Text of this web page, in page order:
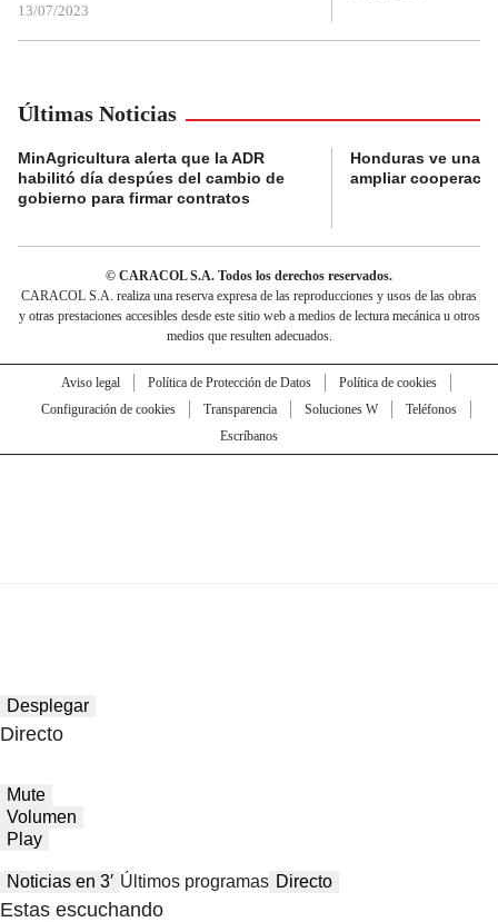
13/07/2023
Últimas Noticias
MinAgricultura alerta que la ADR
habilitó día despúes del cambio de
gobierno para firmar contratos
Honduras ve una
ampliar
© CARACOL S.A. Todos los derechos reservados.
CARACOL S.A. realiza una reserva expresa de las reproducciones y usos de las obras
y otras prestaciones accesibles desde este sitio web a medios de lectura mecánica u otros
medios que resulten adecuados.
Aviso legal Política de Protección de Datos
Política de cookies
Configuración de cookies
Transparencia Soluciones W
Teléfonos
Escríbanos
Desplegar
Directo
Mute
Volumen
Play
Noticias en 3′ Últimos programas Directo
Estas escuchando